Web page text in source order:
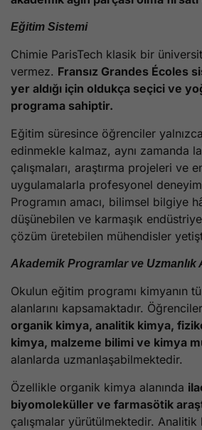
Eğitim Sistemi
Chimie ParisTech klasik bir
vermez. Fransız Grandes Écoles
yer aldığı için oldukça seçici ve
programa sahiptir.
Eğitim süresince öğrenciler
edinmekle kalmaz, aynı zamanda
çalışmaları, araştırma projeleri ve
uygulamalarla profesyonel deneyim
Programın amacı, bilimsel bilgiye
düşünebilen ve karmaşık
çözüm üretebilen mühendisler
Akademik Programlar ve Uzmanlık
Okulun eğitim programı kimyanın
alanlarını kapsamaktadır.
organik kimya, analitik kimya,
kimya, malzeme bilimi ve kimya
alanlarda uzmanlaşabilmektedir.
Özellikle organik kimya alanında
biyomoleküller ve farmasötik
çalışmalar yürütülmektedir. Analitik